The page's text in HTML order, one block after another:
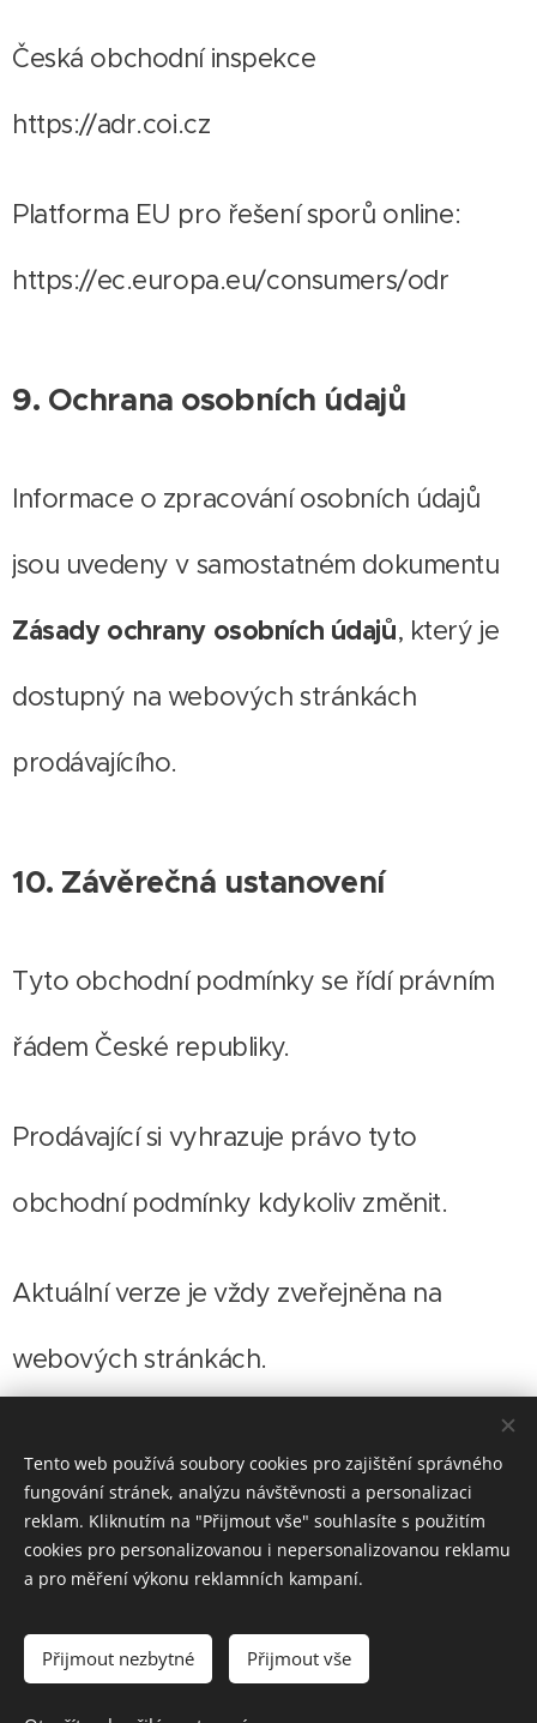
Česká obchodní inspekce
https://adr.coi.cz
Platforma EU pro řešení sporů online:
https://ec.europa.eu/consumers/odr
9. Ochrana osobních údajů
Informace o zpracování osobních údajů
jsou uvedeny v samostatném dokumentu
Zásady ochrany osobních údajů, který je
dostupný na webových stránkách
prodávajícího.
10. Závěrečná ustanovení
Tyto obchodní podmínky se řídí právním
řádem České republiky.
Prodávající si vyhrazuje právo tyto
obchodní podmínky kdykoliv změnit.
Aktuální verze je vždy zveřejněna na
webových stránkách.
Platnost obchodních podmínek od: 11. 3.
2026
Tento web používá soubory cookies pro zajištění správného
fungování stránek, analýzu návštěvnosti a personalizaci
reklam. Kliknutím na "Přijmout vše" souhlasíte s použitím
cookies pro personalizovanou i nepersonalizovanou reklamu
a pro měření výkonu reklamních kampaní.
Přijmout nezbytné Přijmout vše